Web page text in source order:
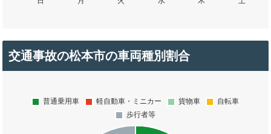
交通事故の松本市の車両種別割合